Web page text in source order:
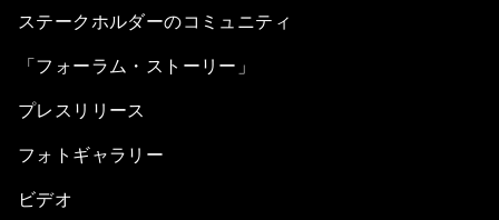
ステークホルダーのコミュニティ
「フォーラム・ストーリー」
プレスリリース
フォトギャラリー
ビデオ